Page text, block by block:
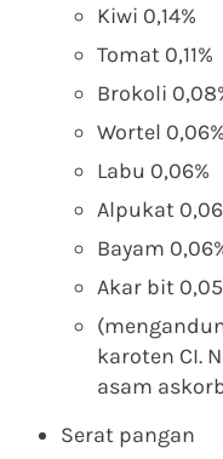
Kiwi 0,14%
Tomat 0,11%
Brokoli
Wortel 0,06%
Labu 0,06%
Alpukat
Bayam
Akar bit
karoten CI.
asam
Serat pangan